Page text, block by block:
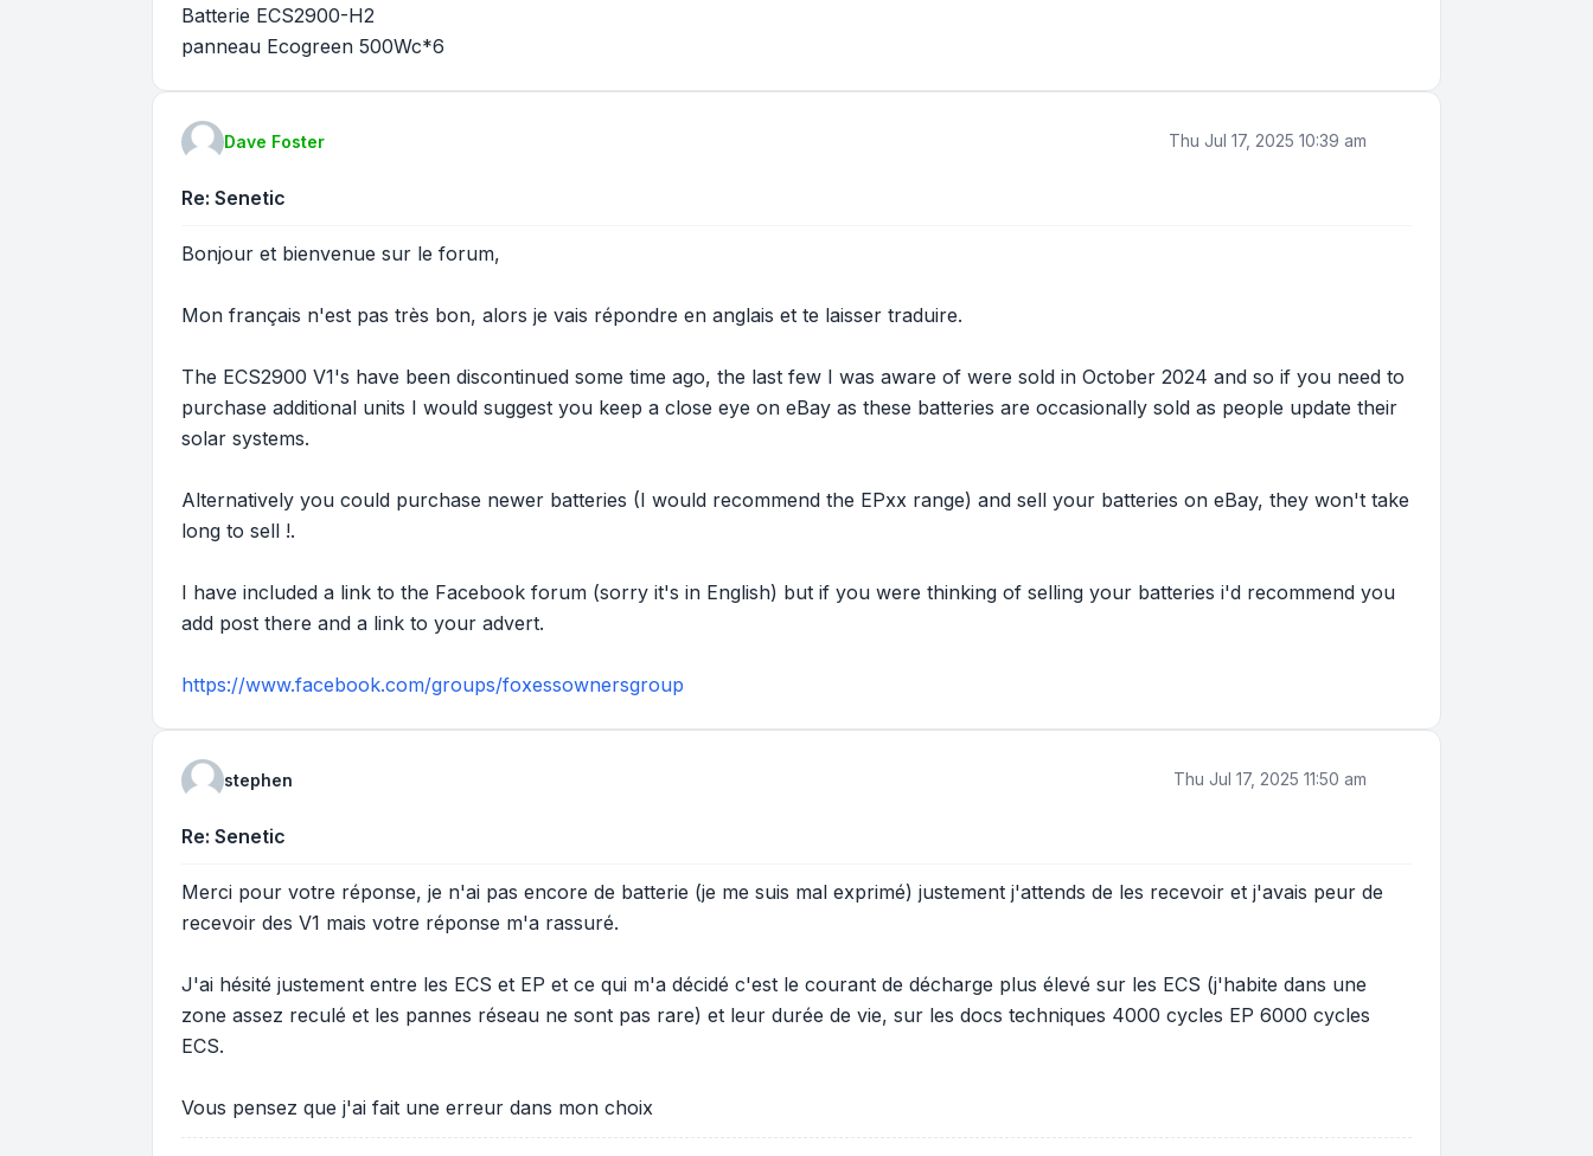
Batterie ECS2900-H2
panneau Ecogreen 500Wc*6
Dave Foster Thu Jul 17, 2025 10:39 am
Re: Senetic
Bonjour et bienvenue sur le forum,
Mon français n'est pas très bon, alors je vais répondre en anglais et te laisser traduire.
The ECS2900 V1's have been discontinued some time ago, the last few I was aware of were sold in October 2024 and so if you need to
purchase additional units I would suggest you keep a close eye on eBay as these batteries are occasionally sold as people update their
solar systems.
Alternatively you could purchase newer batteries (I would recommend the EPxx range) and sell your batteries on eBay, they won't take
long to sell !.
I have included a link to the Facebook forum (sorry it's in English) but if you were thinking of selling your batteries i'd recommend you
add post there and a link to your advert.
https://www.facebook.com/groups/foxessownersgroup
stephen Thu Jul 17, 2025 11:50 am
Re: Senetic
Merci pour votre réponse, je n'ai pas encore de batterie (je me suis mal exprimé) justement j'attends de les recevoir et j'avais peur de
recevoir des V1 mais votre réponse m'a rassuré.
J'ai hésité justement entre les ECS et EP et ce qui m'a décidé c'est le courant de décharge plus élevé sur les ECS (j'habite dans une
zone assez reculé et les pannes réseau ne sont pas rare) et leur durée de vie, sur les docs techniques 4000 cycles EP 6000 cycles
ECS.
Vous pensez que j'ai fait une erreur dans mon choix